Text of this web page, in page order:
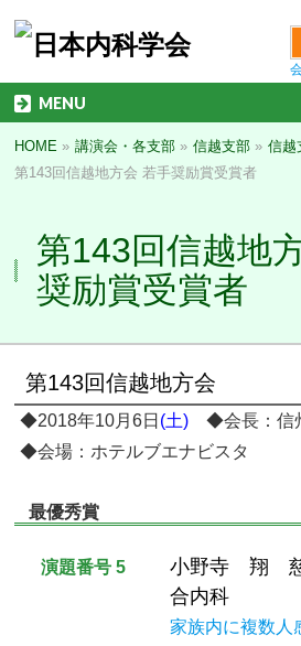
MENU
HOME » 講演会・各支部 » 信越支部 » 信越
第143回信越地方会 若手奨励賞受賞者
第143回信越地
奨励賞受賞者
第143回信越地方会
◆2018年10月6日 (土) ◆会長：信
◆会場：ホテルブエナビスタ
最優秀賞
演題番号 5
小野寺 翔 慈
合内科
家族内に複数人